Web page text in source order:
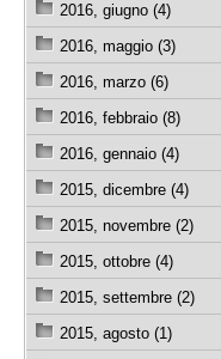
2016, giugno (4)
2016, maggio (3)
2016, marzo (6)
2016, febbraio (8)
2016, gennaio (4)
2015, dicembre (4)
2015, novembre (2)
2015, ottobre (4)
2015, settembre (2)
2015, agosto (1)